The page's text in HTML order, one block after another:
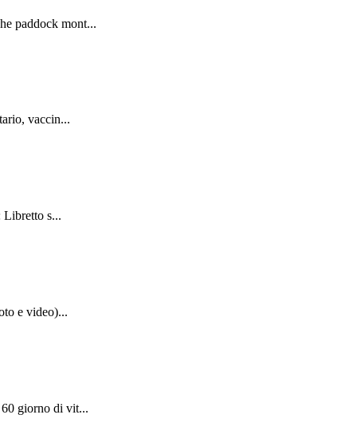
paddock mont...
vaccin...
Libretto s...
e video)...
giorno di vit...